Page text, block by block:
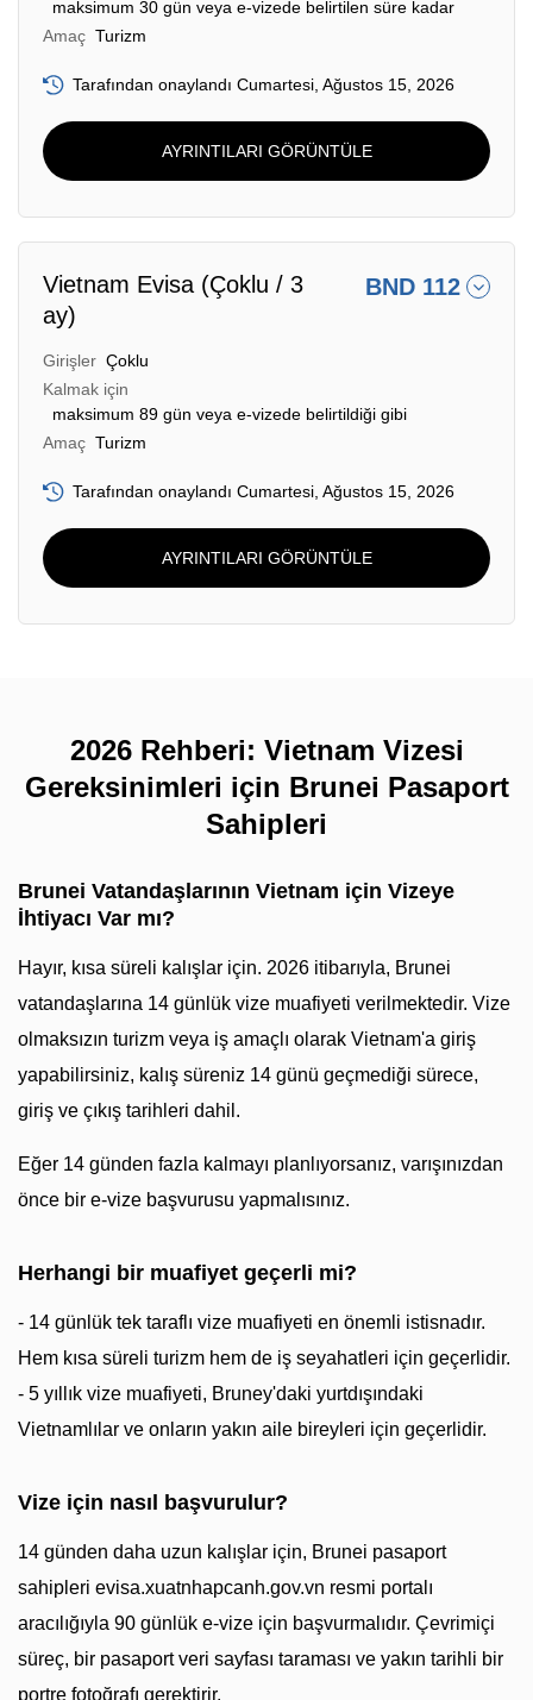
maksimum 30 gün veya e-vizede belirtilen süre kadar
Amaç Turizm
Tarafından onaylandı Cumartesi, Ağustos 15, 2026
AYRINTILARI GÖRÜNTÜLE
Vietnam Evisa (Çoklu / 3
ay)
BND 112
Girişler Çoklu
Kalmak için
maksimum 89 gün veya e-vizede belirtildiği gibi
Amaç Turizm
Tarafından onaylandı Cumartesi, Ağustos 15, 2026
AYRINTILARI GÖRÜNTÜLE
2026 Rehberi: Vietnam Vizesi
Gereksinimleri için Brunei Pasaport
Sahipleri
Brunei Vatandaşlarının Vietnam için Vizeye
İhtiyacı Var mı?
Hayır, kısa süreli kalışlar için. 2026 itibarıyla, Brunei
vatandaşlarına 14 günlük vize muafiyeti verilmektedir. Vize
olmaksızın turizm veya iş amaçlı olarak Vietnam'a giriş
yapabilirsiniz, kalış süreniz 14 günü geçmediği sürece,
giriş ve çıkış tarihleri dahil.
Eğer 14 günden fazla kalmayı planlıyorsanız, varışınızdan
önce bir e-vize başvurusu yapmalısınız.
Herhangi bir muafiyet geçerli mi?
- 14 günlük tek taraflı vize muafiyeti en önemli istisnadır.
Hem kısa süreli turizm hem de iş seyahatleri için geçerlidir.
- 5 yıllık vize muafiyeti, Bruney'daki yurtdışındaki
Vietnamlılar ve onların yakın aile bireyleri için geçerlidir.
Vize için nasıl başvurulur?
14 günden daha uzun kalışlar için, Brunei pasaport
sahipleri evisa.xuatnhapcanh.gov.vn resmi portalı
aracılığıyla 90 günlük e-vize için başvurmalıdır. Çevrimiçi
süreç, bir pasaport veri sayfası taraması ve yakın tarihli bir
portre fotoğrafı gerektirir.